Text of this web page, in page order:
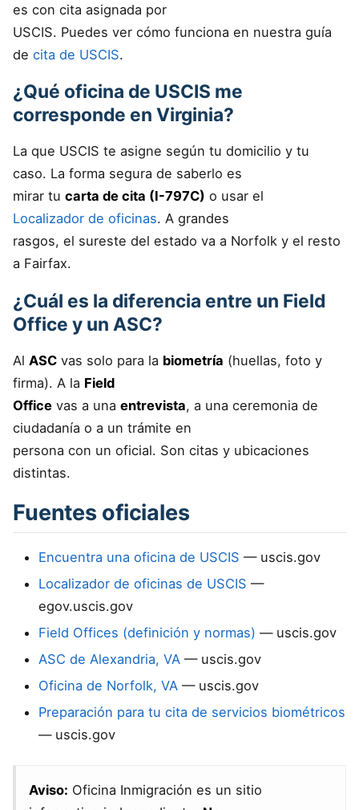
es con cita asignada por
USCIS. Puedes ver cómo funciona en nuestra guía
de cita de USCIS.
¿Qué oficina de USCIS me
corresponde en Virginia?
La que USCIS te asigne según tu domicilio y tu
caso. La forma segura de saberlo es
mirar tu carta de cita (I-797C) o usar el
Localizador de oficinas. A grandes
rasgos, el sureste del estado va a Norfolk y el resto
a Fairfax.
¿Cuál es la diferencia entre un Field
Office y un ASC?
Al ASC vas solo para la biometría (huellas, foto y
firma). A la Field
Office vas a una entrevista, a una ceremonia de
ciudadanía o a un trámite en
persona con un oficial. Son citas y ubicaciones
distintas.
Fuentes oficiales
Encuentra una oficina de USCIS — uscis.gov
Localizador de oficinas de USCIS —
egov.uscis.gov
Field Offices (definición y normas) — uscis.gov
ASC de Alexandria, VA — uscis.gov
Oficina de Norfolk, VA — uscis.gov
Preparación para tu cita de servicios biométricos
— uscis.gov
Aviso: Oficina Inmigración es un sitio